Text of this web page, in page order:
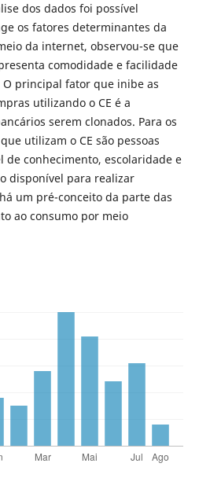
dos dados foi possível
os fatores determinantes da
da internet, observou-se que
comodidade e facilidade
principal fator que inibe as
utilizando o CE é a
serem clonados. Para os
utilizam o CE são pessoas
de conhecimento, escolaridade e
disponível para realizar
um pré-conceito da parte das
ao consumo por meio